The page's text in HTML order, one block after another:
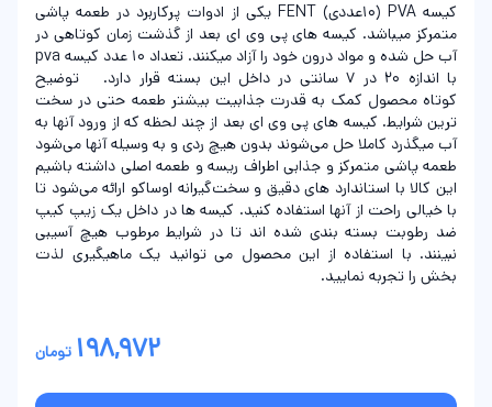
کیسه PVA (10عددی) FENT یکی از ادوات پرکاربرد در طعمه پاشی
متمرکز میباشد. کیسه های پی وی ای بعد از گذشت زمان کوتاهی در
آب حل شده و مواد درون خود را آزاد میکنند. تعداد 10 عدد کیسه pva
با اندازه 20 در 7 سانتی در داخل این بسته قرار دارد. توضیح
کوتاه محصول کمک به قدرت جذابیت بیشتر طعمه حتی در سخت
ترین شرایط. کیسه های پی وی ای بعد از چند لحظه که از ورود آنها به
آب میگذرد کاملا حل می‌شوند بدون هیچ ردی و به وسیله آنها می‌شود
طعمه پاشی متمرکز و جذابی اطراف ریسه و طعمه اصلی داشته باشیم
این کالا با استاندارد های دقیق و سخت‌گیرانه اوساکو ارائه می‌شود تا
با خیالی راحت از آنها استفاده کنید. کیسه ها در داخل یک زیپ کیپ
ضد رطوبت بسته بندی شده اند تا در شرایط مرطوب هیچ آسیبی
نبینند. با استفاده از این محصول می توانید یک ماهیگیری لذت
بخش را تجربه نمایید.
198,972 تومان